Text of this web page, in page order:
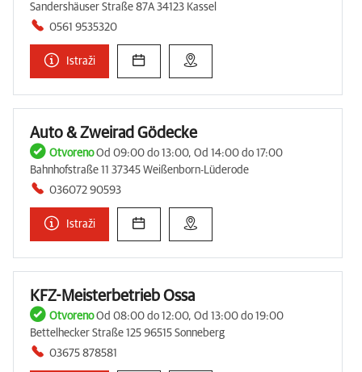
Sandershäuser Straße 87A 34123 Kassel
0561 9535320
Istraži
Auto & Zweirad Gödecke
OtvorenoOd 09:00 do 13:00, Od 14:00 do 17:00
Bahnhofstraße 11 37345 Weißenborn-Lüderode
036072 90593
Istraži
KFZ-Meisterbetrieb Ossa
OtvorenoOd 08:00 do 12:00, Od 13:00 do 19:00
Bettelhecker Straße 125 96515 Sonneberg
03675 878581